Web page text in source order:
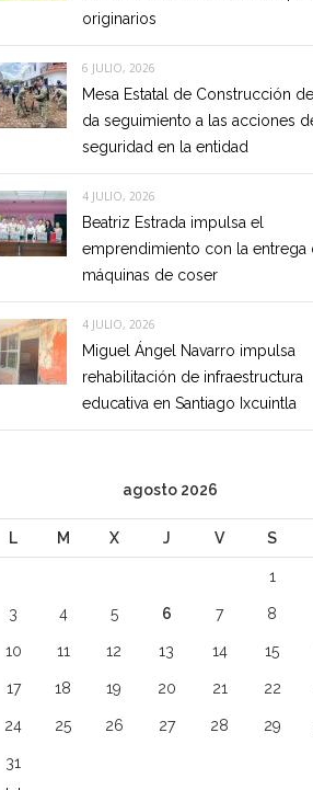
originarios
6 JULIO, 2026
Mesa Estatal de Construcción
da seguimiento a las acciones
seguridad en la entidad
4 JULIO, 2026
Beatriz Estrada impulsa el
emprendimiento con la entrega
máquinas de coser
4 JULIO, 2026
Miguel Ángel Navarro impulsa
rehabilitación de infraestructura
educativa en Santiago Ixcuintla
agosto 2026
L M X J V S
1
3 4 5 6 7 8
10 11 12 13 14 15
17 18 19 20 21 22
24 25 26 27 28 29
31